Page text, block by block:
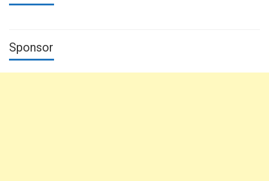
Sponsor